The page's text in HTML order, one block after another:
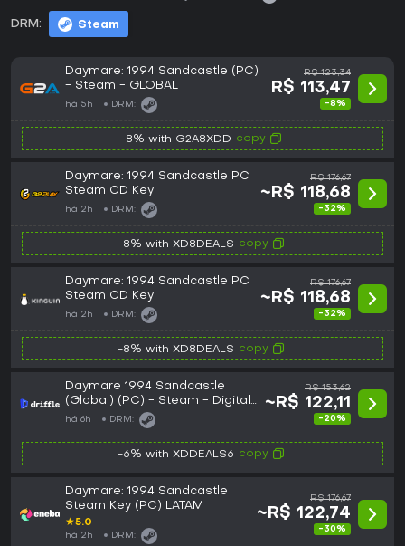
DRM: Steam
Daymare: 1994 Sandcastle (PC)
- Steam - GLOBAL
há 5h DRM:
R$ 123,34
R$ 113,47
-8%
-8% with G2A8XDD copy
Daymare: 1994 Sandcastle PC
Steam CD Key
há 2h DRM:
R$ 176,67
~R$ 118,68
-32%
-8% with XD8DEALS copy
Daymare: 1994 Sandcastle PC
Steam CD Key
há 2h DRM:
R$ 176,67
~R$ 118,68
-32%
-8% with XD8DEALS copy
Daymare 1994 Sandcastle
(Global) (PC) - Steam - Digital
Key
há 6h DRM:
R$ 153,62
~R$ 122,11
-20%
-6% with XDDEALS6 copy
Daymare: 1994 Sandcastle
Steam Key (PC) LATAM
★5.0
há 2h DRM:
R$ 176,67
~R$ 122,74
-30%